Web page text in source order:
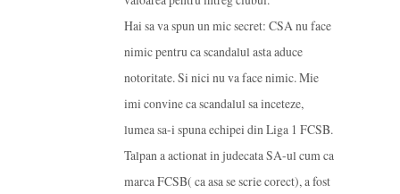
Hai sa va spun un mic secret: CSA nu face
nimic pentru ca scandalul asta aduce
notoritate. Si nici nu va face nimic. Mie
imi convine ca scandalul sa inceteze,
lumea sa-i spuna echipei din Liga 1 FCSB.
Talpan a actionat in judecata SA-ul cum ca
marca FCSB( ca asa se scrie corect), a fost